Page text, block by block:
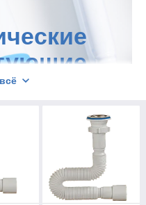
«ПОСЕЙДОН»
для
водоотведения